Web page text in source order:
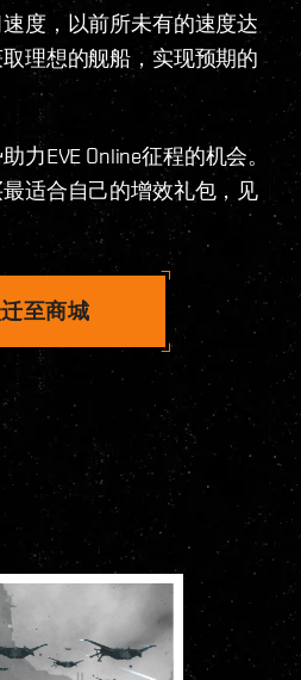
度，以前所未有的速度达
理想的舰船，实现预期的
力EVE Online征程的机会。
适合自己的增效礼包，见
至商城